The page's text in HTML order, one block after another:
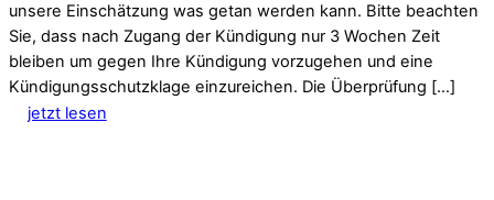
unsere Einschätzung was getan werden kann. Bitte beachten
Sie, dass nach Zugang der Kündigung nur 3 Wochen Zeit
bleiben um gegen Ihre Kündigung vorzugehen und eine
Kündigungsschutzklage einzureichen. Die Überprüfung […]
jetzt lesen